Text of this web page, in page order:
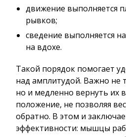
движение выполняется
рывков;
сведение выполняется
на вдохе.
Такой порядок помогает
над амплитудой. Важно не
но и медленно вернуть их
положение, не позволяя
обратно. В этом и
эффективности: мышцы